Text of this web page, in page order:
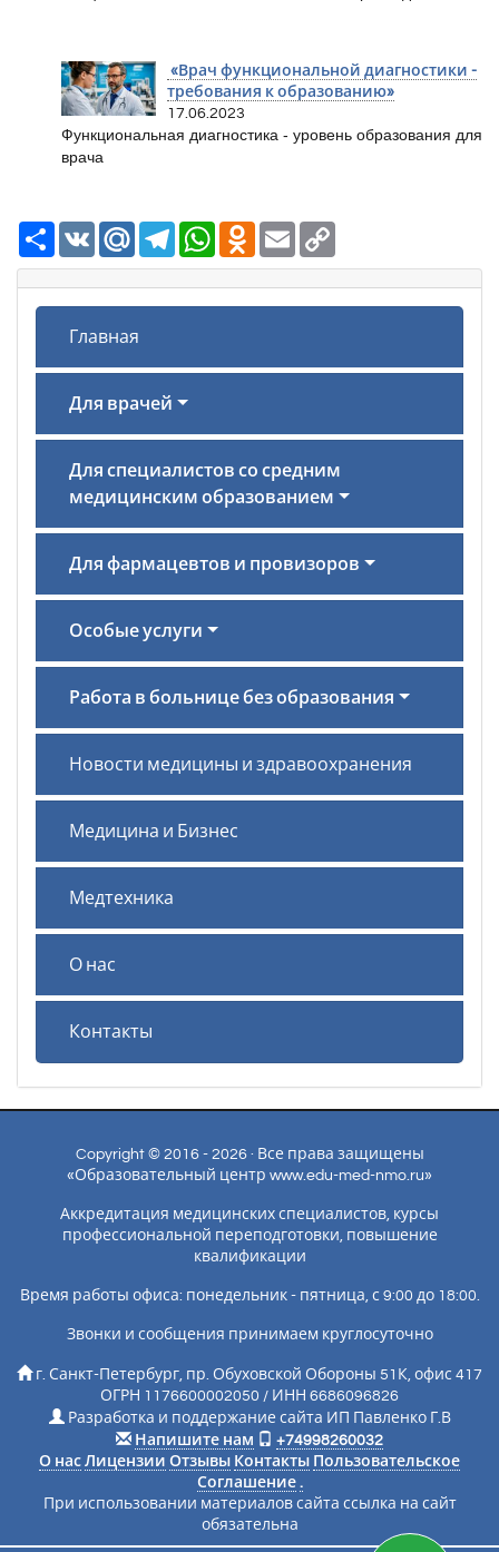
«Врач функциональной диагностики -
требования к образованию»
17.06.2023
Функциональная диагностика - уровень образования для
врача
РесурсVK Mail.Ru TelegramWhatsAppOdnoklassniki
Email
Главная
Для врачей
Для специалистов со средним
медицинским образованием
Для фармацевтов и провизоров
Особые услуги
Работа в больнице без образования
Новости медицины и здравоохранения
Медицина и Бизнес
Медтехника
О нас
Контакты
Copyright © 2016 - 2026 · Все права защищены
«Образовательный центр www.edu-med-nmo.ru»
Аккредитация медицинских специалистов, курсы
профессиональной переподготовки, повышение
квалификации
Время работы офиса: понедельник - пятница, с 9:00 до 18:00.
Звонки и сообщения принимаем круглосуточно
г. Санкт-Петербург, пр. Обуховской Обороны 51К, офис 417
ОГРН 1176600002050 / ИНН 6686096826
Разработка и поддержание сайта ИП Павленко Г.В
Напишите нам
+74998260032
О нас Лицензии Отзывы Контакты Пользовательское
Соглашение .
При использовании материалов сайта ссылка на сайт
обязательна